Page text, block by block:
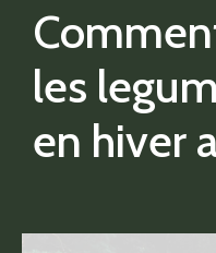
les
en hiver